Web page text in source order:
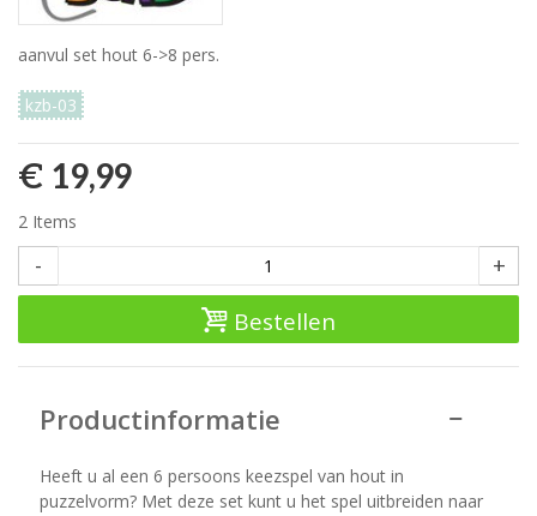
aanvul set hout 6->8 pers.
kzb-03
€ 19,99
2 Items
- +
Bestellen
Productinformatie
Heeft u al een 6 persoons keezspel van hout in
puzzelvorm? Met deze set kunt u het spel uitbreiden naar